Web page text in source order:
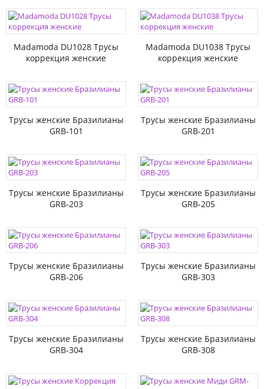
Madamoda DU1028 Трусы
коррекция женские
Madamoda DU1038 Трусы
коррекция женские
Трусы женские Бразилианы
GRB-101
Трусы женские Бразилианы
GRB-201
Трусы женские Бразилианы
GRB-203
Трусы женские Бразилианы
GRB-205
Трусы женские Бразилианы
GRB-206
Трусы женские Бразилианы
GRB-303
Трусы женские Бразилианы
GRB-304
Трусы женские Бразилианы
GRB-308